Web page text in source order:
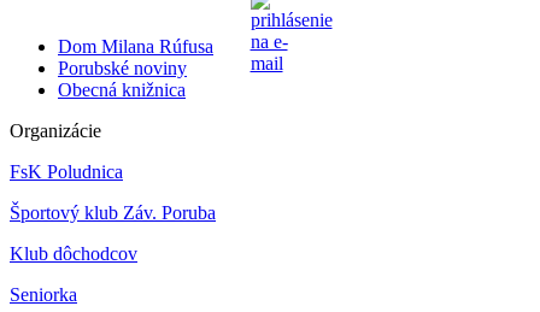
Dom Milana Rúfusa
Porubské noviny
Obecná knižnica
Organizácie
FsK Poludnica
Športový klub Záv. Poruba
Klub dôchodcov
Seniorka